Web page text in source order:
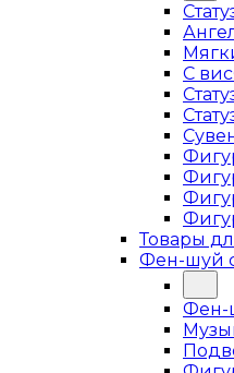
С
Товары
Фен-шуй
Фен-